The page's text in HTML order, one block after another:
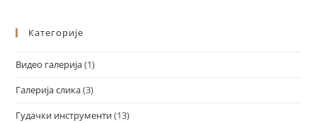
Категорије
Видео галерија(1)
Галерија слика(3)
Гудачки инструменти(13)